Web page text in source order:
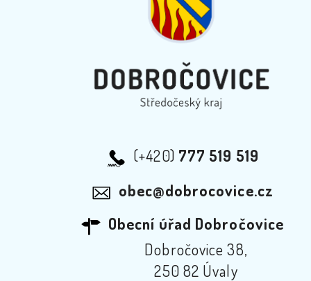
(+420) 777 519 519
obec@dobrocovice.cz
Obecní úřad Dobročovice
Dobročovice 38,
250 82 Úvaly